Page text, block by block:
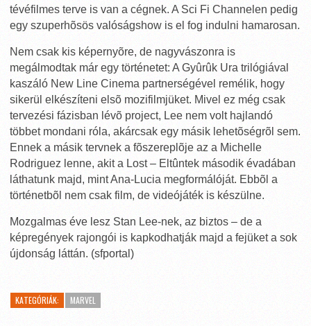
tévéfilmes terve is van a cégnek. A Sci Fi Channelen pedig
egy szuperhõsös valóságshow is el fog indulni hamarosan.
Nem csak kis képernyõre, de nagyvászonra is
megálmodtak már egy történetet: A Gyûrûk Ura trilógiával
kaszáló New Line Cinema partnerségével remélik, hogy
sikerül elkészíteni elsõ mozifilmjüket. Mivel ez még csak
tervezési fázisban lévõ project, Lee nem volt hajlandó
többet mondani róla, akárcsak egy másik lehetõségrõl sem.
Ennek a másik tervnek a fõszereplõje az a Michelle
Rodriguez lenne, akit a Lost – Eltûntek második évadában
láthatunk majd, mint Ana-Lucia megformálóját. Ebbõl a
történetbõl nem csak film, de videójáték is készülne.
Mozgalmas éve lesz Stan Lee-nek, az biztos – de a
képregények rajongói is kapkodhatják majd a fejüket a sok
újdonság láttán. (sfportal)
KATEGÓRIÁK: MARVEL